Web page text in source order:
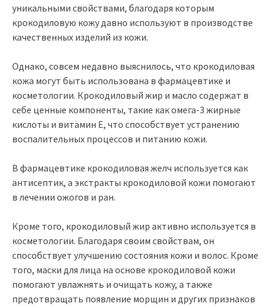
уникальными свойствами, благодаря которым
крокодиловую кожу давно используют в производстве
качественных изделий из кожи.
Однако, совсем недавно выяснилось, что крокодиловая
кожа могут быть использована в фармацевтике и
косметологии. Крокодиловый жир и масло содержат в
себе ценные компоненты, такие как омега-3 жирные
кислоты и витамин Е, что способствует устранению
воспалительных процессов и питанию кожи.
В фармацевтике крокодиловая желч используется как
антисептик, а экстракты крокодиловой кожи помогают
в лечении ожогов и ран.
Кроме того, крокодиловый жир активно используется в
косметологии. Благодаря своим свойствам, он
способствует улучшению состояния кожи и волос. Кроме
того, маски для лица на основе крокодиловой кожи
помогают увлажнять и очищать кожу, а также
предотвращать появление морщин и других признаков